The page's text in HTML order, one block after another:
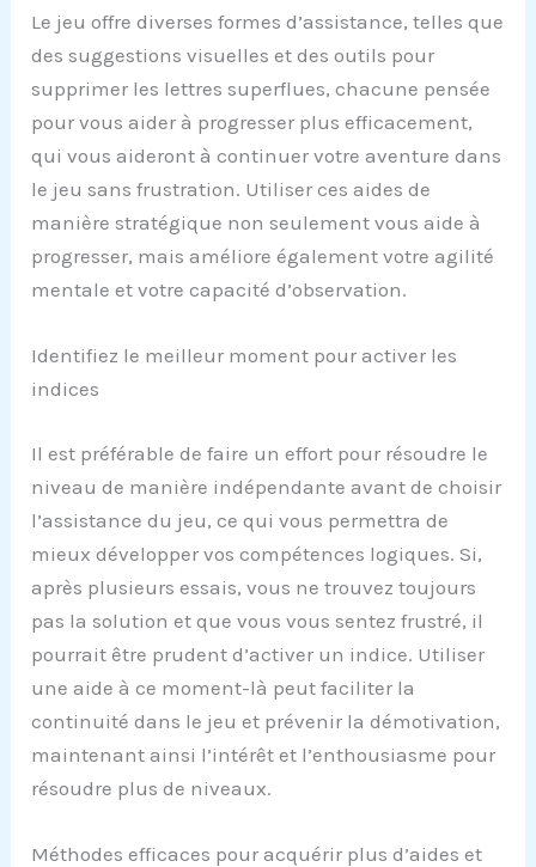
Le jeu offre diverses formes d’assistance, telles que
des suggestions visuelles et des outils pour
supprimer les lettres superflues, chacune pensée
pour vous aider à progresser plus efficacement,
qui vous aideront à continuer votre aventure dans
le jeu sans frustration. Utiliser ces aides de
manière stratégique non seulement vous aide à
progresser, mais améliore également votre agilité
mentale et votre capacité d’observation.
Identifiez le meilleur moment pour activer les
indices
Il est préférable de faire un effort pour résoudre le
niveau de manière indépendante avant de choisir
l’assistance du jeu, ce qui vous permettra de
mieux développer vos compétences logiques. Si,
après plusieurs essais, vous ne trouvez toujours
pas la solution et que vous vous sentez frustré, il
pourrait être prudent d’activer un indice. Utiliser
une aide à ce moment-là peut faciliter la
continuité dans le jeu et prévenir la démotivation,
maintenant ainsi l’intérêt et l’enthousiasme pour
résoudre plus de niveaux.
Méthodes efficaces pour acquérir plus d’aides et